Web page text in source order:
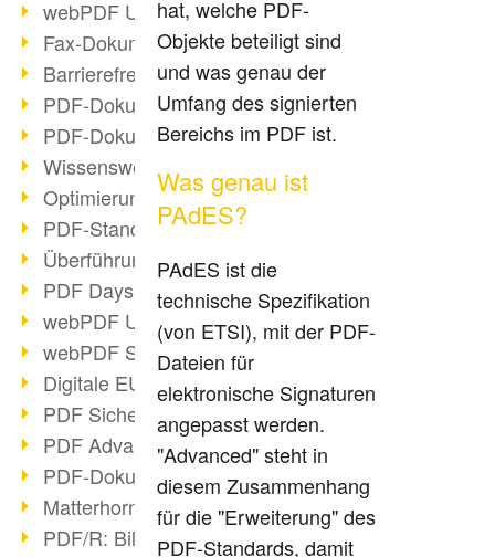
webPDF Update 8.0.0.2338
Fax-Dokumente in Workflow
Barrierefreie PDF-Dokumente (2/3)
PDF-Dokumente mit OCR optimieren
PDF-Dokumente barrierefrei?
Wissenswertes über E-Signatur
Optimierung des PDF-Formats
PDF-Standards im Überblick
Überführung PDF/A in Archivsystem
PDF Days Europe 2021
webPDF Update 8.0.0.2282
webPDF Statistik-Auswertungen
Digitale EU COVID-Zertifikate
PDF Sicherheitseinstellungen
PDF Advanced Electronic Signature
PDF-Dokumente neu organisieren
Matterhorn Protokoll 1.1 verfügbar
PDF/R: Bildformat der Zukunft
hat, welche PDF-
Objekte beteiligt sind
und was genau der
Umfang des signierten
Bereichs im PDF ist.
Was genau ist
PAdES?
PAdES ist die
technische Spezifikation
(von ETSI), mit der PDF-
Dateien für
elektronische Signaturen
angepasst werden.
"Advanced" steht in
diesem Zusammenhang
für die "Erweiterung" des
PDF-Standards, damit